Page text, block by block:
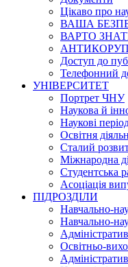
Цікаво про
ВАША
ВАРТО
Доступ до
Телефонний
УНІВЕРСИТЕТ
Портрет ЧНУ
Наукова й
Наукові
Освітня
Сталий
Міжнародна
Студентська
Асоціація
ПІДРОЗДІЛИ
Навчально-
Навчально-
Освітньо-